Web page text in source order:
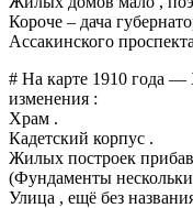
Короче – дача
Ассакинского
# На карте 1910 года —
изменения :
Храм .
Кадетский корпус .
Жилых построек
(Фундаменты
Улица , ещё без